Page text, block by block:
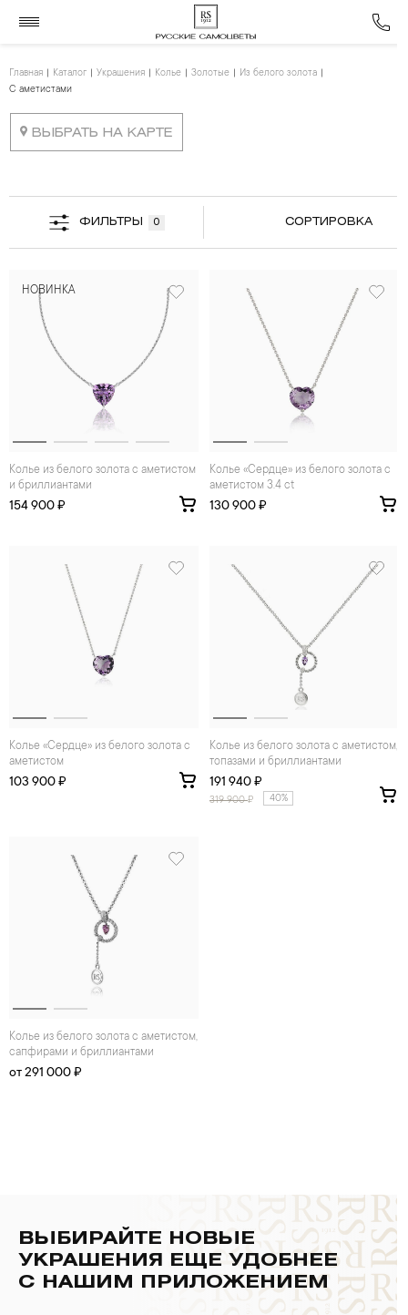
Главная Каталог Украшения Колье Золотые
Из белого золота
С аметистами
ВЫБРАТЬ НА КАРТЕ
ФИЛЬТРЫ 0 СОРТИРОВКА
НОВИНКА
Колье из белого золота с аметистом
и бриллиантами
154 900 ₽
Колье «Сердце» из белого золота с
аметистом 3.4 ct
130 900 ₽
Колье «Сердце» из белого золота с
аметистом
103 900 ₽
Колье из белого золота с аметистом,
топазами и бриллиантами
191 940 ₽
319 900₽ 40%
Колье из белого золота с аметистом,
сапфирами и бриллиантами
от 291 000 ₽
ВЫБИРАЙТЕ НОВЫЕ
УКРАШЕНИЯ ЕЩЕ УДОБНЕЕ
С НАШИМ ПРИЛОЖЕНИЕМ